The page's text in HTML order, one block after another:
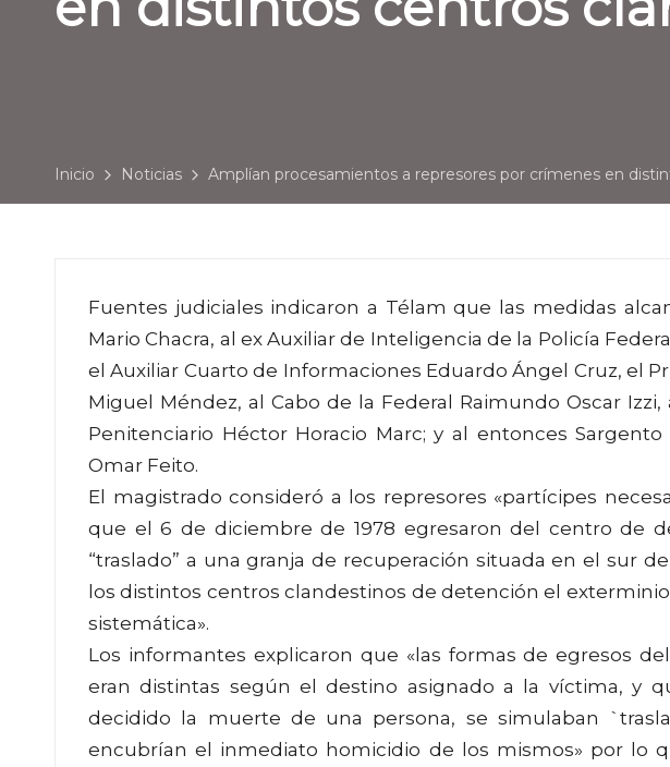
Inicio Noticias Amplían procesamientos a represores por crímenes en
Fuentes judiciales indicaron a Télam que las medidas
Mario Chacra, al ex Auxiliar de Inteligencia de la Policía
el Auxiliar Cuarto de Informaciones Eduardo Ángel Cruz, el
Miguel Méndez, al Cabo de la Federal Raimundo Oscar
Penitenciario Héctor Horacio Marc; y al entonces
Omar Feito.
El magistrado consideró a los represores «partícipes
que el 6 de diciembre de 1978 egresaron del centro de
“traslado” a una granja de recuperación situada en el sur
los distintos centros clandestinos de detención el
sistemática».
Los informantes explicaron que «las formas de egresos
eran distintas según el destino asignado a la víctima, y
decidido la muerte de una persona, se simulaban
encubrían el inmediato homicidio de los mismos» por lo